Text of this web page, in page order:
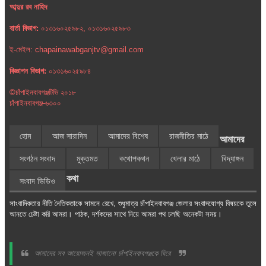
আব্দুর রব নাহিদ
বার্তা বিভাগ: ০১৩১৬০২৫৯৮২, ০১৩১৬০২৫৯৮৩
ই-মেইল: chapainawabganjtv@gmail.com
বিজ্ঞাপন বিভাগ: ০১৩১৬০২৫৯৮৪
©চাঁপাইনবাবগঞ্জটিভি ২০১৮
চাঁপাইনবাবগঞ্জ-৬৩০০
হোম আজ সারাদিন আমাদের বিশেষ রাজনীতির মাঠে
সংগঠন সংবাদ মুক্তমত কথোপকথন খেলার মাঠে বিদ্যাঙ্গন
সংবাদ ভিডিও
আমাদের
কথা
সাংবাদিকতার নীতি নৈতিকতাকে সামনে রেখে, শুধুমাত্র চাঁপাইনবাবগঞ্জ জেলার সংবাদযোগ্য বিষয়কে তুলে
আনতে চেষ্টা করি আমরা। পাঠক, দর্শকদের সাথে নিয়ে আমরা পথ চলছি অনেকটা সময়।
আমাদের সব আয়োজনই সাজানো চাঁপাইনবাবগঞ্জকে ঘিরে